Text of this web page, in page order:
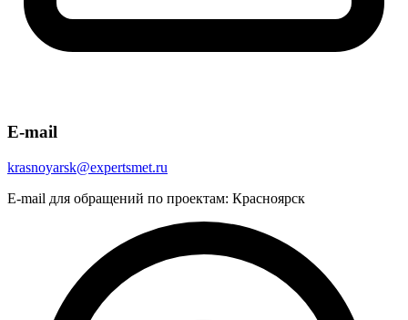
E-mail
krasnoyarsk@expertsmet.ru
E-mail для обращений по проектам: Красноярск